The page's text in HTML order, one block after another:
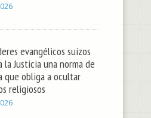
evangélicos suizos
la Justicia una norma de
que obliga a ocultar
religiosos